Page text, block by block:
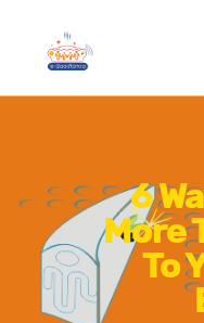
6
More
To